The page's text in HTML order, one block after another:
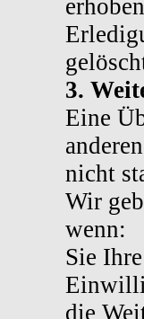
3.
Eine
nicht
Wir
wenn:
Sie
die